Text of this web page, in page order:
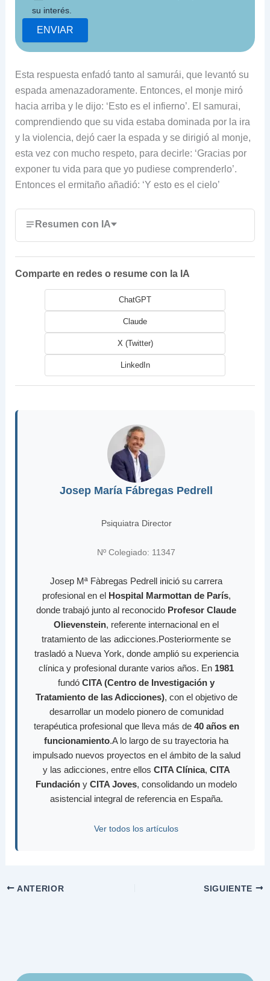
su interés.
Esta respuesta enfadó tanto al samurái, que levantó su
espada amenazadoramente. Entonces, el monje miró
hacia arriba y le dijo: ‘Esto es el infierno’. El samurai,
comprendiendo que su vida estaba dominada por la ira
y la violencia, dejó caer la espada y se dirigió al monje,
esta vez con mucho respeto, para decirle: ‘Gracias por
exponer tu vida para que yo pudiese comprenderlo’.
Entonces el ermitaño añadió: ‘Y esto es el cielo’
Resumen con IA
Comparte en redes o resume con la IA
ChatGPT
Claude
X (Twitter)
LinkedIn
Josep María Fábregas Pedrell
Psiquiatra Director
Nº Colegiado: 11347
Josep Mª Fàbregas Pedrell inició su carrera
profesional en el Hospital Marmottan de París,
donde trabajó junto al reconocido Profesor Claude
Olievenstein, referente internacional en el
tratamiento de las adicciones.Posteriormente se
trasladó a Nueva York, donde amplió su experiencia
clínica y profesional durante varios años. En 1981
fundó CITA (Centro de Investigación y
Tratamiento de las Adicciones), con el objetivo de
desarrollar un modelo pionero de comunidad
terapéutica profesional que lleva más de 40 años en
funcionamiento.A lo largo de su trayectoria ha
impulsado nuevos proyectos en el ámbito de la salud
y las adicciones, entre ellos CITA Clínica, CITA
Fundación y CITA Joves, consolidando un modelo
asistencial integral de referencia en España.
Ver todos los artículos
ANTERIOR SIGUIENTE